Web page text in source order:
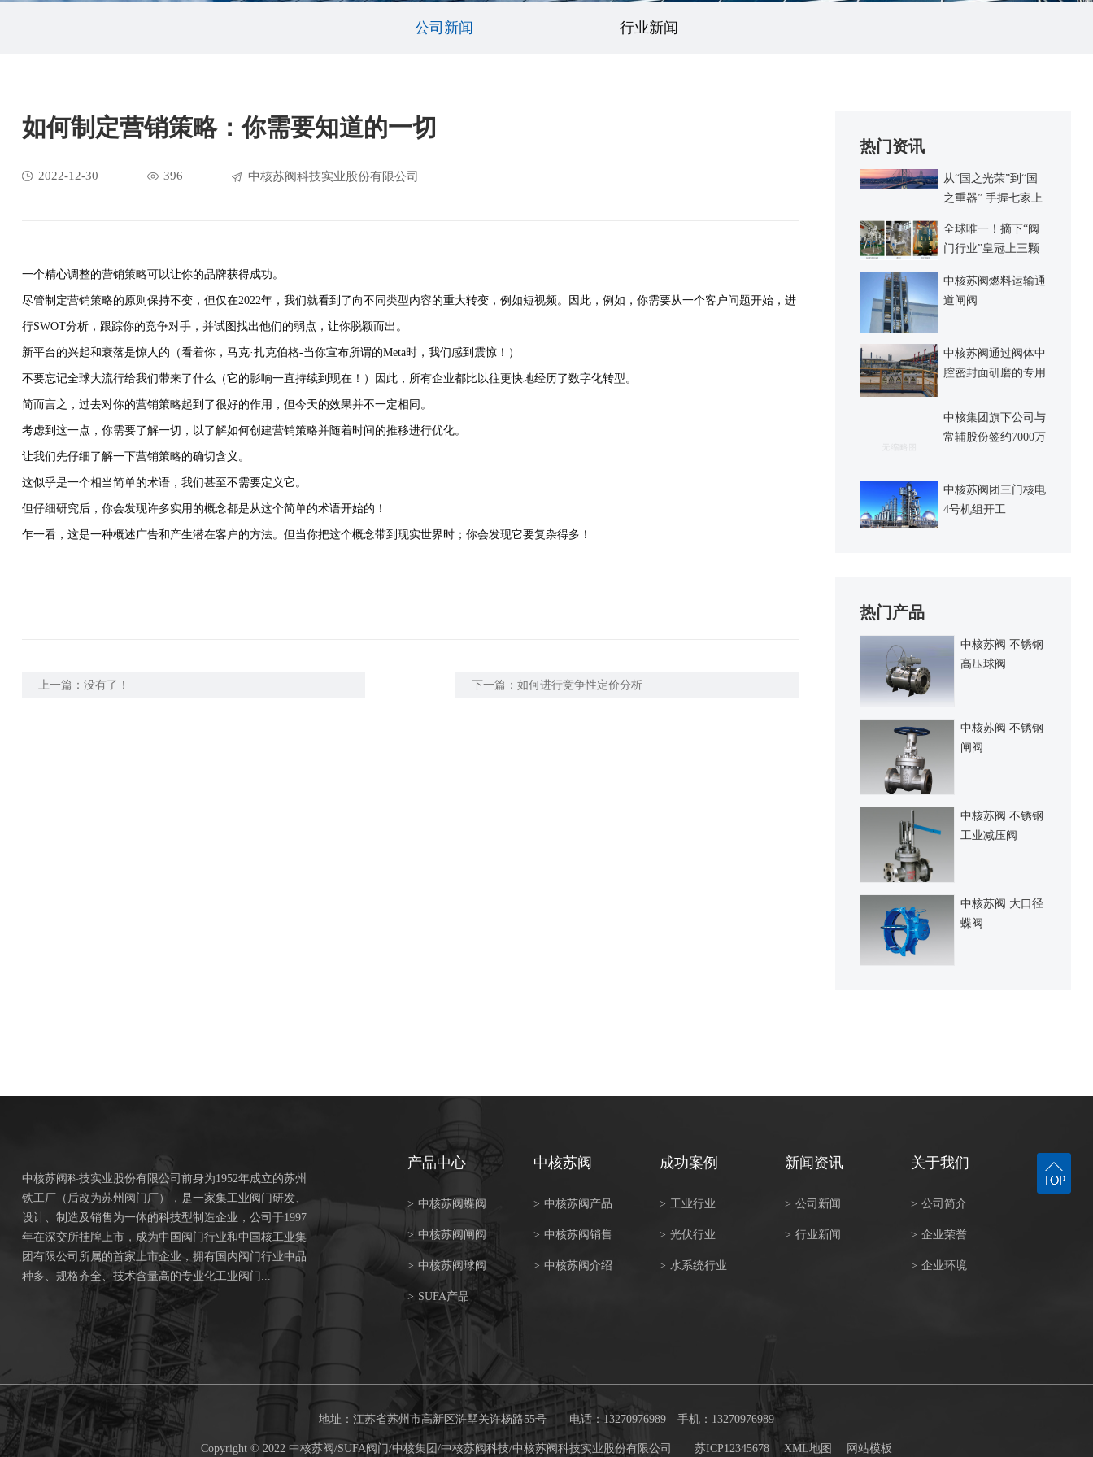
公司新闻 行业新闻
如何制定营销策略：你需要知道的一切
2022-12-30 396 中核苏阀科技实业股份有限公司
一个精心调整的营销策略可以让你的品牌获得成功。
尽管制定营销策略的原则保持不变，但仅在2022年，我们就看到了向不同类型内容的重大转变，例如短视频。因此，例如，你需要从一个客户问题开始，进
行SWOT分析，跟踪你的竞争对手，并试图找出他们的弱点，让你脱颖而出。
新平台的兴起和衰落是惊人的（看着你，马克·扎克伯格-当你宣布所谓的Meta时，我们感到震惊！）
不要忘记全球大流行给我们带来了什么（它的影响一直持续到现在！）因此，所有企业都比以往更快地经历了数字化转型。
简而言之，过去对你的营销策略起到了很好的作用，但今天的效果并不一定相同。
考虑到这一点，你需要了解一切，以了解如何创建营销策略并随着时间的推移进行优化。
让我们先仔细了解一下营销策略的确切含义。
这似乎是一个相当简单的术语，我们甚至不需要定义它。
但仔细研究后，你会发现许多实用的概念都是从这个简单的术语开始的！
乍一看，这是一种概述广告和产生潜在客户的方法。但当你把这个概念带到现实世界时；你会发现它要复杂得多！
上一篇：没有了！ 下一篇： 如何进行竞争性定价分析
热门资讯
从“国之光荣”到“国
之重器” 手握七家上
以成为核电界的泰山
北斗？
全球唯一！摘下“阀
门行业”皇冠上三颗
中核苏阀燃料运输通
道闸阀
中核苏阀通过阀体中
腔密封面研磨的专用
中核集团旗下公司与
常辅股份签约7000万
中核苏阀团三门核电
4号机组开工
热门产品
中核苏阀 不锈钢
高压球阀
中核苏阀 不锈钢
闸阀
中核苏阀 不锈钢
工业减压阀
中核苏阀 大口径
蝶阀
中核苏阀科技实业股份有限公司前身为1952年成立的苏州
铁工厂（后改为苏州阀门厂），是一家集工业阀门研发、
设计、制造及销售为一体的科技型制造企业，公司于1997
年在深交所挂牌上市，成为中国阀门行业和中国核工业集
团有限公司所属的首家上市企业，拥有国内阀门行业中品
种多、规格齐全、技术含量高的专业化工业阀门...
产品中心
> 中核苏阀蝶阀
> 中核苏阀闸阀
> 中核苏阀球阀
> SUFA产品
中核苏阀
> 中核苏阀产品
> 中核苏阀销售
> 中核苏阀介绍
成功案例
> 工业行业
> 光伏行业
> 水系统行业
新闻资讯
> 公司新闻
> 行业新闻
关于我们
> 公司简介
> 企业荣誉
> 企业环境
地址：江苏省苏州市高新区浒墅关许杨路55号 电话：13270976989 手机：13270976989
Copyright © 2022 中核苏阀/SUFA阀门/中核集团/中核苏阀科技/中核苏阀科技实业股份有限公司 苏ICP12345678 XML地图 网站模板